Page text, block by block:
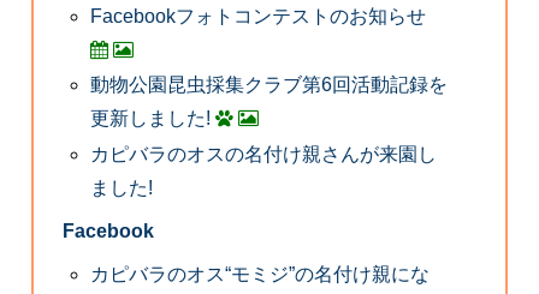
Facebookフォトコンテストのお知らせ
動物公園昆虫採集クラブ第6回活動記録を
更新しました!
カピバラのオスの名付け親さんが来園し
ました!
Facebook
カピバラのオス“モミジ”の名付け親にな